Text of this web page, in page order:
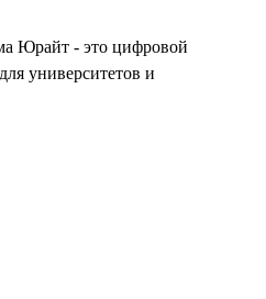
Юрайт - это цифровой
университетов и